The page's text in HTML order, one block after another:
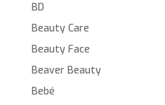
BD
Beauty Care
Beauty Face
Beaver Beauty
Bebé